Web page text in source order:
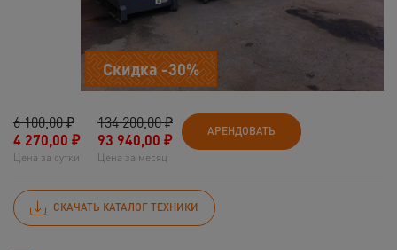
Скидка -30%
6 100,00 ₽
4 270,00 ₽
Цена за сутки
134 200,00 ₽
93 940,00 ₽
Цена за месяц
АРЕНДОВАТЬ
СКАЧАТЬ КАТАЛОГ ТЕХНИКИ